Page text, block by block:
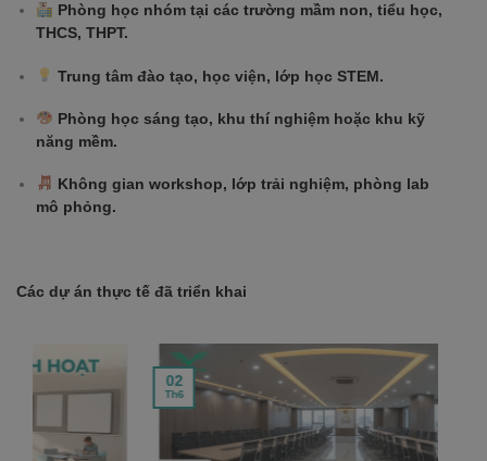
Phòng học nhóm tại các trường mầm non, tiểu học,
THCS, THPT.
Trung tâm đào tạo, học viện, lớp học STEM.
Phòng học sáng tạo, khu thí nghiệm hoặc khu kỹ
năng mềm.
Không gian workshop, lớp trải nghiệm, phòng lab
mô phỏng.
Các dự án thực tế đã triển khai
Th6